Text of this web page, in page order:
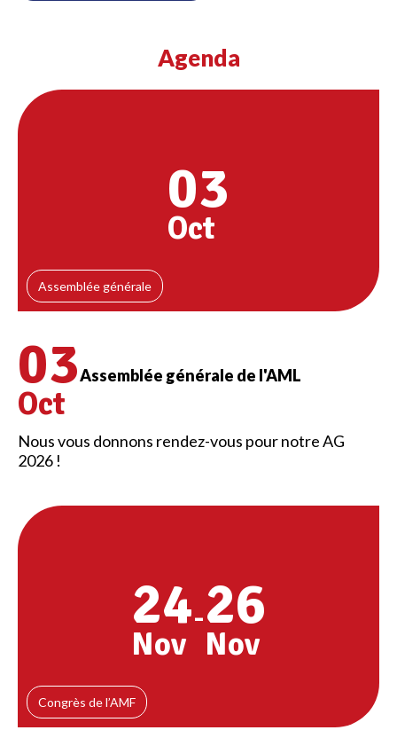
Agenda
03
Oct
Assemblée générale
03
Oct
Assemblée générale de l'AML
Nous vous donnons rendez-vous pour notre AG
2026 !
24
Nov
-26
Nov
Congrès de l’AMF